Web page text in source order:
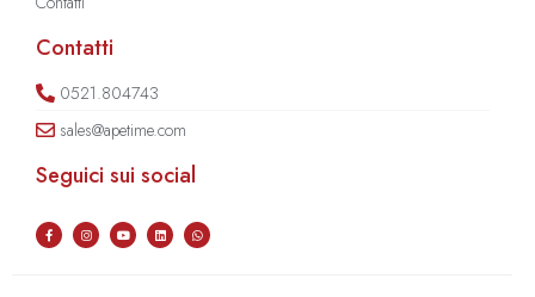
Contatti
0521.804743
sales@apetime.com
Seguici sui social